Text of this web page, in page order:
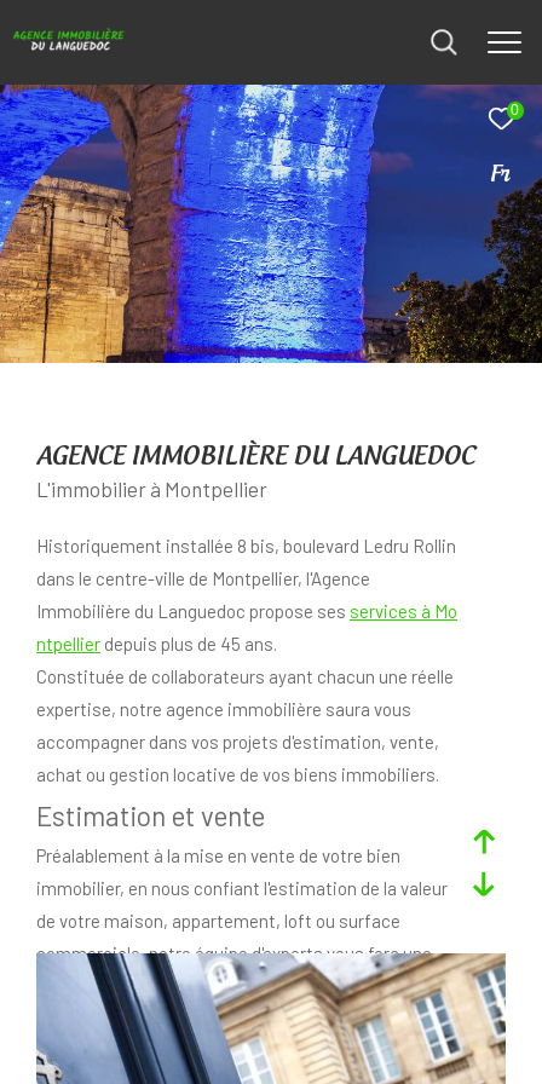
0
Fr
AGENCE IMMOBILIÈRE DU LANGUEDOC
L'immobilier à Montpellier
Historiquement installée 8 bis, boulevard Ledru Rollin
dans le centre-ville de Montpellier, l'Agence
Immobilière du Languedoc propose ses services à Mo
ntpellier depuis plus de 45 ans.
Constituée de collaborateurs ayant chacun une réelle
expertise, notre agence immobilière saura vous
accompagner dans vos projets d'estimation, vente,
achat ou gestion locative de vos biens immobiliers.
Estimation et vente
Préalablement à la mise en vente de votre bien
immobilier, en nous confiant l'estimation de la valeur
de votre maison, appartement, loft ou surface
commerciale, notre équipe d'experts vous fera une
estimation immobilière fiable et justifiée, grâce à sa
parfaite connaissance du marché.
Une fois mandatés, nos agents immobiliers feront la